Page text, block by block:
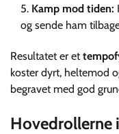
Kamp mod tiden:
og sende ham
Resultatet er et
koster dyrt, heltemod
begravet med god
Hovedrollerne